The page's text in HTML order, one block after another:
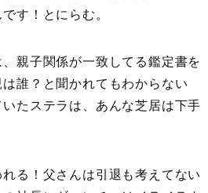
す！とにらむ。
親子関係が一致してる鑑定書を
誰？と聞かれてもわからない
たステラは、あんな芝居は下手
る！父さんは引退も考えてない